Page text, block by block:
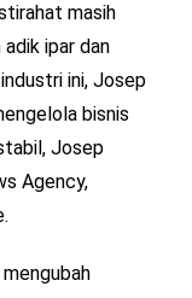
masih
ipar dan
ini, Josep
bisnis
Josep
Agency,